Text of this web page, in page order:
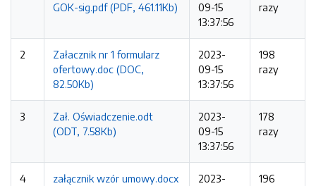
GOK-sig.pdf (PDF, 461.11Kb)
09-15
13:37:56
razy
2
Załacznik nr 1 formularz
ofertowy.doc (DOC,
82.50Kb)
2023-
09-15
13:37:56
198
razy
3
Zał. Oświadczenie.odt
(ODT, 7.58Kb)
2023-
09-15
13:37:56
178
razy
4
załącznik wzór umowy.docx
2023-
196